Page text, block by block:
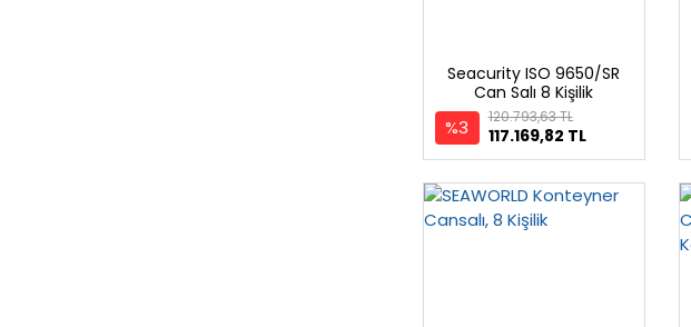
Seacurity ISO 9650/SR
Can Salı 8 Kişilik
%3 117.169,82 TL
120.793,63 TL